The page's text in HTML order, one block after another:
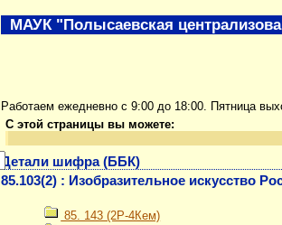
Работаем ежедневно с 9:00 до 18:00. Пятница
С этой страницы вы можете:
Детали шифра (ББК)
85.103(2) : Изобразительное искусство
85. 143 (2Р-4Кем)
МАУК "Полысаевская